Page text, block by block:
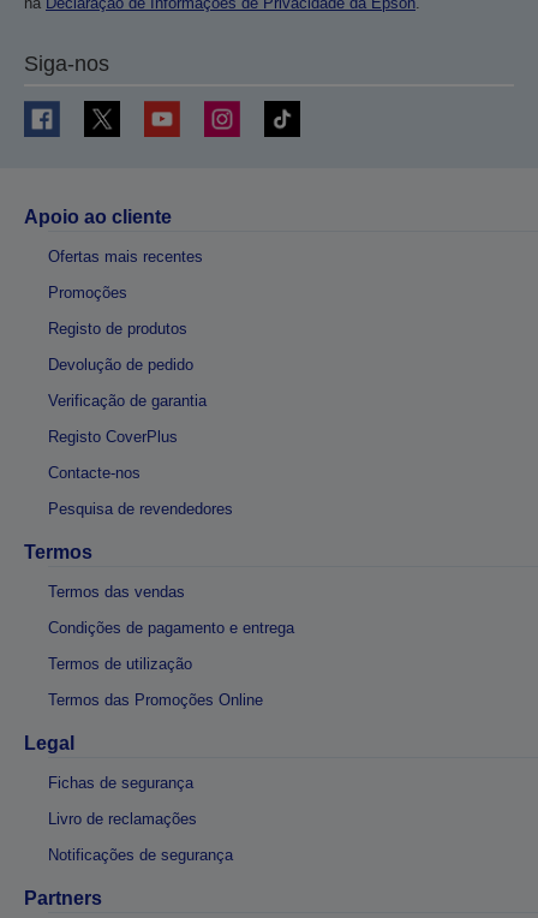
Siga-nos
Apoio ao cliente
Ofertas mais recentes
Promoções
Registo de produtos
Devolução de pedido
Verificação de garantia
Registo CoverPlus
Contacte-nos
Pesquisa de revendedores
Termos
Termos das vendas
Condições de pagamento e entrega
Termos de utilização
Termos das Promoções Online
Legal
Fichas de segurança
Livro de reclamações
Notificações de segurança
Partners